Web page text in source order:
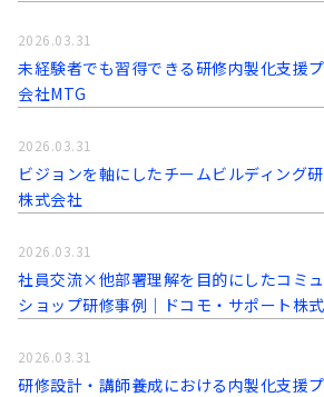
未経験者でも習得できる研修内製化支援
会社MTG
2026.03.31
ビジョンを軸にしたチームビルディング
株式会社
2026.03.31
社員交流×他部署理解を目的にしたコミ
ショップ研修事例│ドコモ・サポート株
2026.03.31
研修設計・講師養成における内製化支援
2026.03.31